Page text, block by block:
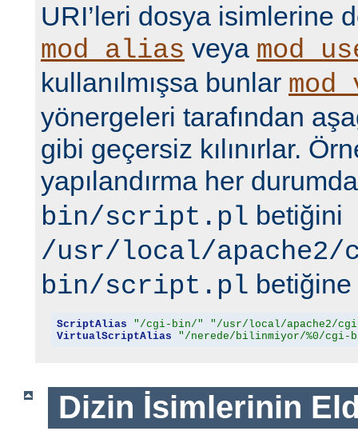
URI’leri dosya isimlerine
mod_alias veya
kullanılmışsa bunlar
yönergeleri tarafından
gibi geçersiz kılınırlar.
yapılandırma her
bin/script.pl betiğini
/usr/local/apache2/
bin/script.pl
ScriptAlias "/cgi-bin/"
"/usr/local/apache2/
VirtualScriptAlias
"/nerede/bilinmiyor/%0/cgi-
Dizin İsimlerinin